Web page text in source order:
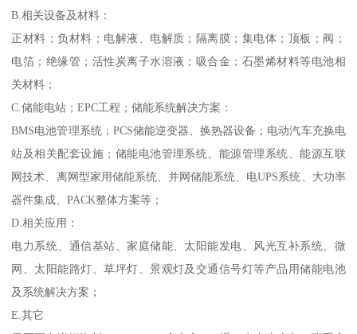
B.相关设备及材料：
正材料；负材料；电解液、电解质；隔离膜；集电体；顶板；阀；
电箔；绝缘管；活性炭离子水溶液；吸合金；石墨烯材料等电池相
关材料；
C.储能电站；EPC工程；储能系统解决方案：
BMS电池管理系统；PCS储能逆变器、换热器设备；电动汽车充换电
站及相关配套设施；储能电池管理系统、能源管理系统、能源互联
网技术、离网型家用储能系统、并网储能系统、电UPS系统、大功率
器件集成、PACK整体方案等；
D.相关应用：
电力系统、通信基站、家庭储能、太阳能发电、风光互补系统、微
网、太阳能路灯、草坪灯、景观灯及交通信号灯等产品用储能电池
及系统解决方案；
E.其它